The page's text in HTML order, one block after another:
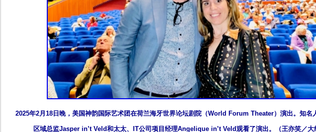
2025年2月18日晚，美国神韵国际艺术团在荷兰海牙世界论坛剧院（World Forum Theater）演出。知名
区域总监Jasper in’t Veld和太太、IT公司项目经理Angelique in’t Veld观看了演出。（王亦笑／大